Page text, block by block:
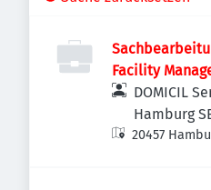
Facility
DOMICIL
Hamburg
20457